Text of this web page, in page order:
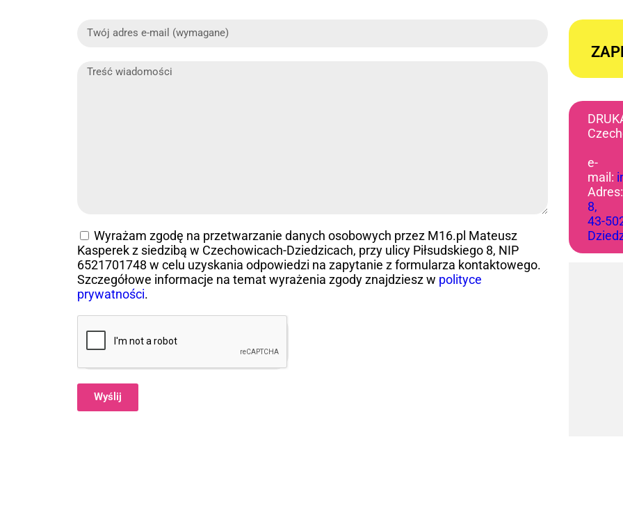
Wyrażam zgodę na przetwarzanie danych osobowych przez M16.pl Mateusz
Kasperek z siedzibą w Czechowicach-Dziedzicach, przy ulicy Piłsudskiego 8, NIP
6521701748 w celu uzyskania odpowiedzi na zapytanie z formularza kontaktowego.
Szczegółowe informacje na temat wyrażenia zgody znajdziesz w polityce
prywatności.
Wyślij
e-
mail:
8,
43-